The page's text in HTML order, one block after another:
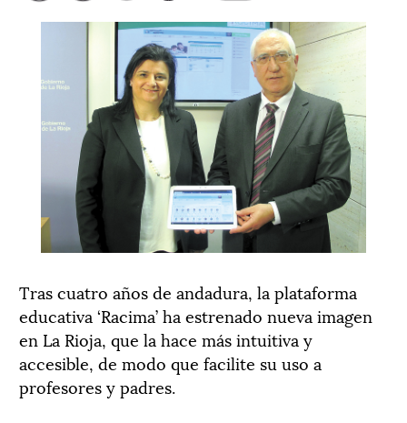
Tras cuatro años de andadura, la plataforma
educativa ‘Racima’ ha estrenado nueva imagen
en La Rioja, que la hace más intuitiva y
accesible, de modo que facilite su uso a
profesores y padres.